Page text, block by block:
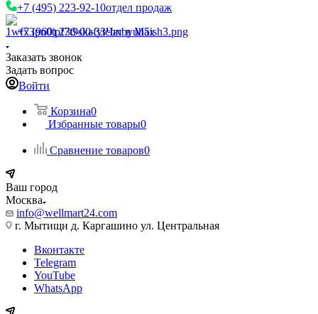
+7 (495) 223-92-10отдел продаж
+7 (960) 230-00-33Чат в Max
Заказать звонок
Задать вопрос
Войти
Корзина0
Избранные товары0
Сравнение товаров0
Ваш город
Москва
info@wellmart24.com
г. Мытищи д. Каргашино ул. Центральная
Вконтакте
Telegram
YouTube
WhatsApp